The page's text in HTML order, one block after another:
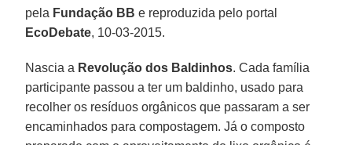
pela Fundação BB e reproduzida pelo portal
EcoDebate, 10-03-2015.
Nascia a Revolução dos Baldinhos. Cada família
participante passou a ter um baldinho, usado para
recolher os resíduos orgânicos que passaram a ser
encaminhados para compostagem. Já o composto